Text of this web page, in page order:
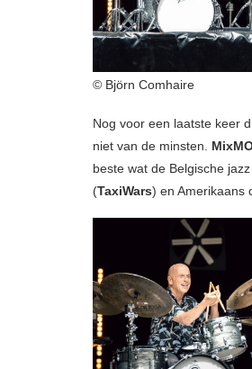
© Björn Comhaire
Nog voor een laatste keer
niet van de minsten.
beste wat de Belgische
(TaxiWars) en Amerikaans